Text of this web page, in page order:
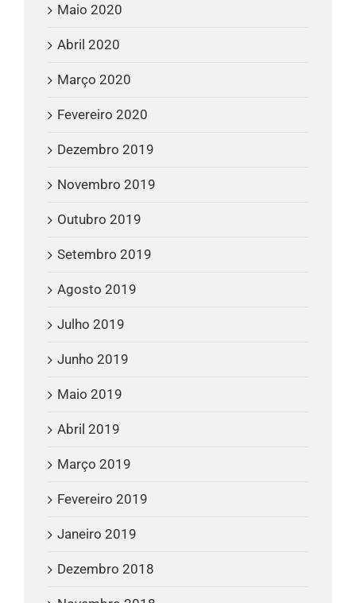
Maio 2020
Abril 2020
Março 2020
Fevereiro 2020
Dezembro 2019
Novembro 2019
Outubro 2019
Setembro 2019
Agosto 2019
Julho 2019
Junho 2019
Maio 2019
Abril 2019
Março 2019
Fevereiro 2019
Janeiro 2019
Dezembro 2018